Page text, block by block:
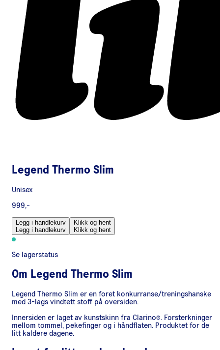
Legend Thermo Slim
Unisex
999,-
Legg i handlekurv
Legg i handlekurv
Klikk og hent
Klikk og hent
Se lagerstatus
Om Legend Thermo Slim
Legend Thermo Slim er en foret konkurranse/treningshanske
med 3-lags vindtett stoff på oversiden.
Innersiden er laget av kunstskinn fra Clarino®. Forsterkninger
mellom tommel, pekefinger og i håndflaten. Produktet for de
litt kaldere dagene.